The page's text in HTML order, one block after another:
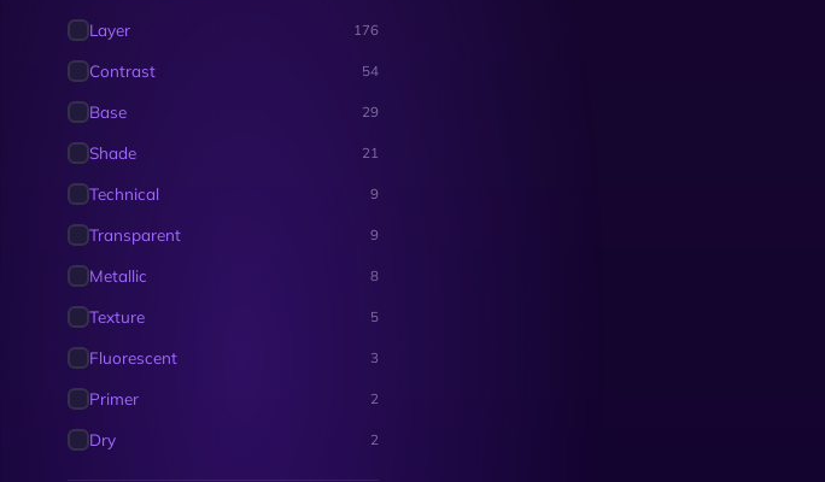
Layer 176
Contrast 54
Base 29
Shade 21
Technical 9
Transparent 9
Metallic 8
Texture 5
Fluorescent 3
Primer 2
Dry 2